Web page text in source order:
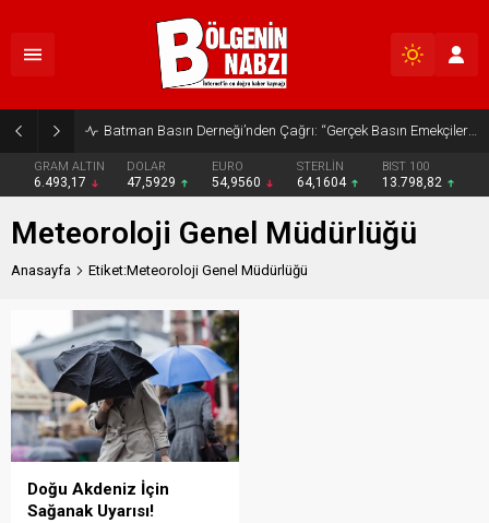
Batman Basın Derneği’nden Çağrı: “Gerçek Basın Emekçileri Desteklenmeli”
GRAM ALTIN
6.493,17
DOLAR
47,5929
EURO
54,9560
STERLİN
64,1604
BIST 100
13.798,82
Meteoroloji Genel Müdürlüğü
Anasayfa Etiket:Meteoroloji Genel Müdürlüğü
Doğu Akdeniz İçin
Sağanak Uyarısı!